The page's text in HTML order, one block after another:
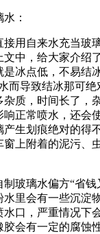
：
用自来水充当玻
中，给大家介绍
冰点低，不易结
而导致结冰那可绝
质，时间长了，
正常喷水，还会
产生划痕绝对的得
上附着的泥污、
玻璃水偏方“省钱
里会有一些沉淀
口，严重情况下
会有一定的腐蚀